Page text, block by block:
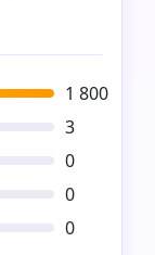
1 800
3
0
0
0